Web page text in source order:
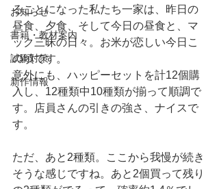
お知らせ
書籍・教材案内
試験対策
新作情報
ることになった私たち一家は、昨日の
昼食、夕食、そして今日の昼食と、マ
ック三昧の日々。お米が恋しい今日こ
の頃です。
意外にも、ハッピーセットを計12個購
入し、12種類中10種類が揃って順調で
す。店員さんの引きの強さ、ナイスで
す。
ただ、あと2種類。ここから我慢が続き
そうな感じですね。あと2個買って残り